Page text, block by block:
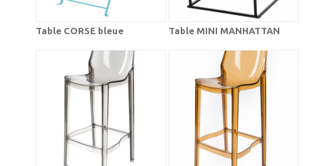
Table CORSE bleue Table MINI MANHATTAN